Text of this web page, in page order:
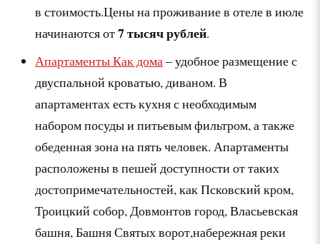
в стоимость.Цены на проживание в отеле в июле
начинаются от7 тысяч рублей.
Апартаменты Как дома– удобное размещение с
двуспальной кроватью, диваном. В
апартаментах есть кухня с необходимым
набором посуды и питьевым фильтром, а также
обеденная зона на пять человек. Апартаменты
расположены в пешей доступности от таких
достопримечательностей, как Псковский кром,
Троицкий собор, Довмонтов город, Власьевская
башня, Башня Святых ворот,набережная реки